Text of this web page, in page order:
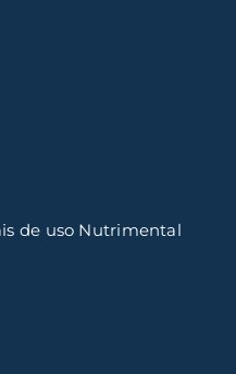
de uso Nutrimental